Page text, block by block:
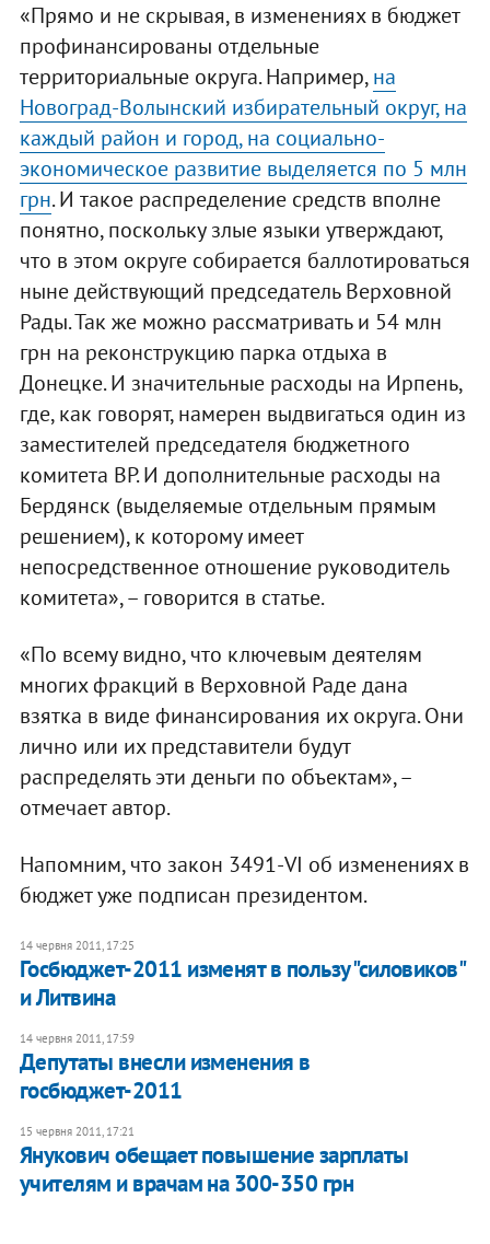
«Прямо и не скрывая, в изменениях в бюджет
профинансированы отдельные
территориальные округа. Например,на
Новоград-Волынский избирательный округ, на
каждый район и город, на социально-
экономическое развитие выделяется по 5 млн
грн. И такое распределение средств вполне
понятно, поскольку злые языки утверждают,
что в этом округе собирается баллотироваться
ныне действующий председатель Верховной
Рады. Так же можно рассматривать и 54 млн
грн на реконструкцию парка отдыха в
Донецке. И значительные расходы на Ирпень,
где, как говорят, намерен выдвигаться один из
заместителей председателя бюджетного
комитета ВР. И дополнительные расходы на
Бердянск (выделяемые отдельным прямым
решением), к которому имеет
непосредственное отношение руководитель
комитета», – говорится в статье.
«По всему видно, что ключевым деятелям
многих фракций в Верховной Раде дана
взятка в виде финансирования их округа. Они
лично или их представители будут
распределять эти деньги по объектам», –
отмечает автор.
Напомним, что закон 3491-VI об изменениях в
бюджет уже подписан президентом.
14 червня 2011, 17:25
Госбюджет-2011 изменят в пользу "силовиков"
и Литвина
14 червня 2011, 17:59
Депутаты внесли изменения в
госбюджет-2011
15 червня 2011, 17:21
Янукович обещает повышение зарплаты
учителям и врачам на 300-350 грн